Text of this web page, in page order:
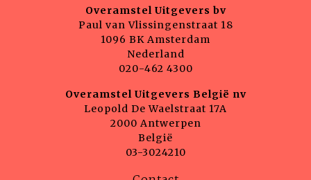
Overamstel Uitgevers bv
Paul van Vlissingenstraat 18
1096 BK Amsterdam
Nederland
020-462 4300
Overamstel Uitgevers België nv
Leopold De Waelstraat 17A
2000 Antwerpen
België
03-3024210